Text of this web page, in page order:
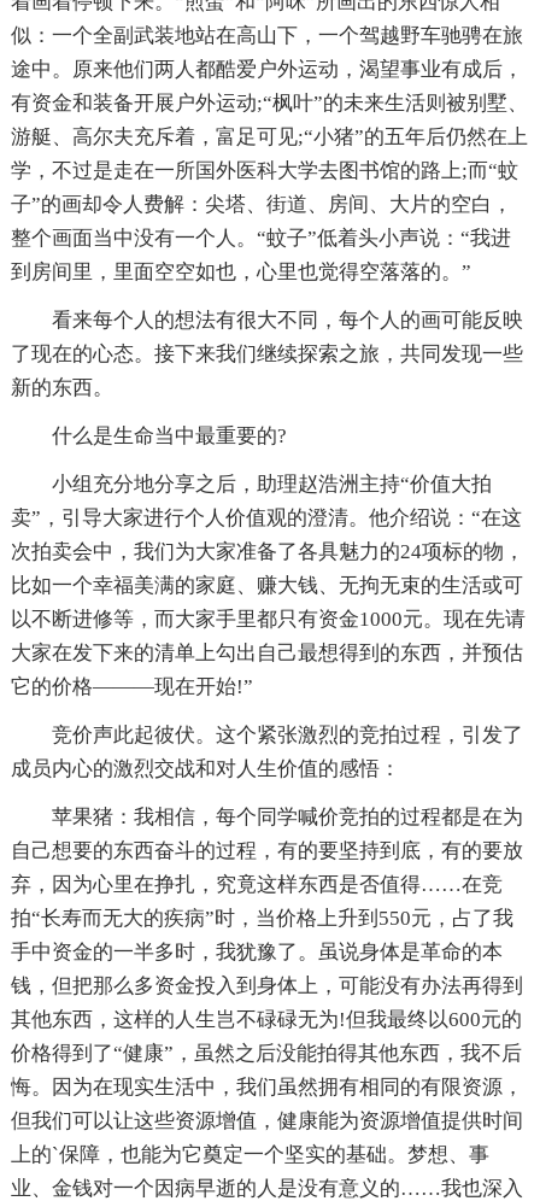
似：一个全副武装地站在高山下，一个驾越野车驰骋在旅
途中。原来他们两人都酷爱户外运动，渴望事业有成后，
有资金和装备开展户外运动;“枫叶”的未来生活则被别墅、
游艇、高尔夫充斥着，富足可见;“小猪”的五年后仍然在上
学，不过是走在一所国外医科大学去图书馆的路上;而“蚊
子”的画却令人费解：尖塔、街道、房间、大片的空白，
整个画面当中没有一个人。“蚊子”低着头小声说：“我进
到房间里，里面空空如也，心里也觉得空落落的。”
看来每个人的想法有很大不同，每个人的画可能反映
了现在的心态。接下来我们继续探索之旅，共同发现一些
新的东西。
什么是生命当中最重要的?
小组充分地分享之后，助理赵浩洲主持“价值大拍
卖”，引导大家进行个人价值观的澄清。他介绍说：“在这
次拍卖会中，我们为大家准备了各具魅力的24项标的物，
比如一个幸福美满的家庭、赚大钱、无拘无束的生活或可
以不断进修等，而大家手里都只有资金1000元。现在先请
大家在发下来的清单上勾出自己最想得到的东西，并预估
它的价格———现在开始!”
竞价声此起彼伏。这个紧张激烈的竞拍过程，引发了
成员内心的激烈交战和对人生价值的感悟：
苹果猪：我相信，每个同学喊价竞拍的过程都是在为
自己想要的东西奋斗的过程，有的要坚持到底，有的要放
弃，因为心里在挣扎，究竟这样东西是否值得……在竞
拍“长寿而无大的疾病”时，当价格上升到550元，占了我
手中资金的一半多时，我犹豫了。虽说身体是革命的本
钱，但把那么多资金投入到身体上，可能没有办法再得到
其他东西，这样的人生岂不碌碌无为!但我最终以600元的
价格得到了“健康”，虽然之后没能拍得其他东西，我不后
悔。因为在现实生活中，我们虽然拥有相同的有限资源，
但我们可以让这些资源增值，健康能为资源增值提供时间
上的`保障，也能为它奠定一个坚实的基础。梦想、事
业、金钱对一个因病早逝的人是没有意义的……我也深入